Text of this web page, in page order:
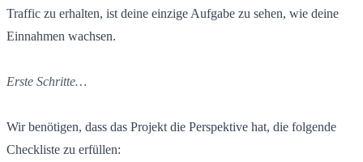
Traffic zu erhalten, ist deine einzige Aufgabe zu sehen, wie deine
Einnahmen wachsen.
Erste Schritte…
Wir benötigen, dass das Projekt die Perspektive hat, die folgende
Checkliste zu erfüllen: